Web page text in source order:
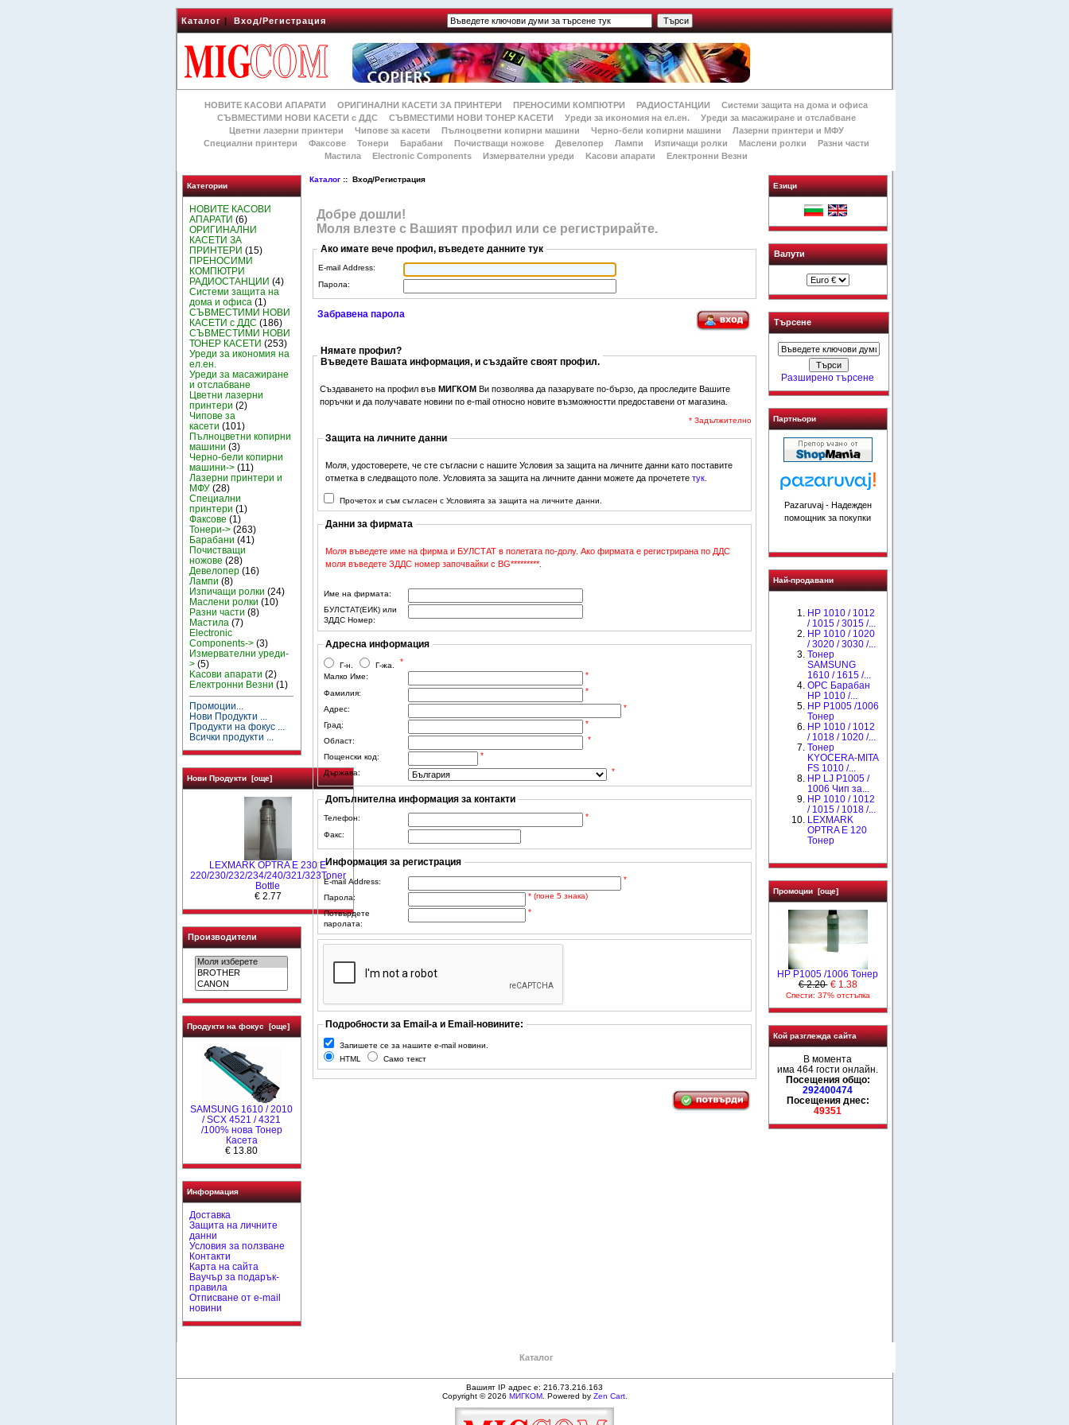
Каталог|Вход/Регистрация
НОВИТЕ КАСОВИ АПАРАТИ ОРИГИНАЛНИ КАСЕТИ ЗА ПРИНТЕРИ ПРЕНОСИМИ КОМПЮТРИ РАДИОСТАНЦИИ
Системи защита на дома и офиса
СЪВМЕСТИМИ НОВИ КАСЕТИ с ДДС
СЪВМЕСТИМИ НОВИ ТОНЕР КАСЕТИ Уреди за икономия на ел.ен.
Уреди за масажиране и отслабване
Цветни лазерни принтери
Чипове за касети Пълноцветни копирни машини Черно-бели копирни машини
Лазерни принтери и МФУ
Специални принтери
Факсове Тонери Барабани Почистващи ножове Девелопер Лампи Изпичащи ролки Маслени ролки
Разни части
Мастила
Electronic Components Измервателни уреди Kасови апарати Електронни Везни
Категории
НОВИТЕ КАСОВИ
АПАРАТИ (6)
ОРИГИНАЛНИ
КАСЕТИ ЗА
ПРИНТЕРИ (15)
ПРЕНОСИМИ
КОМПЮТРИ
РАДИОСТАНЦИИ (4)
Системи защита на
дома и офиса (1)
СЪВМЕСТИМИ НОВИ
КАСЕТИ с ДДС (186)
СЪВМЕСТИМИ НОВИ
ТОНЕР КАСЕТИ (253)
Уреди за икономия на
ел.ен.
Уреди за масажиране
и отслабване
Цветни лазерни
принтери (2)
Чипове за
касети (101)
Пълноцветни копирни
машини (3)
Черно-бели копирни
машини-> (11)
Лазерни принтери и
МФУ (28)
Специални
принтери (1)
Факсове (1)
Тонери-> (263)
Барабани (41)
Почистващи
ножове (28)
Девелопер (16)
Лампи (8)
Изпичащи ролки (24)
Маслени ролки (10)
Разни части (8)
Мастила (7)
Electronic
Components-> (3)
Измервателни уреди-
> (5)
Kасови апарати (2)
Електронни Везни (1)
Промоции...
Нови Продукти ...
Продукти на фокус ...
Всички продукти ...
Нови Продукти [още]
LEXMARK OPTRA E 230 E
220/230/232/234/240/321/323Toner
Bottle
€ 2.77
Производители
Продукти на фокус [още]
SAMSUNG 1610 / 2010
/ SCX 4521 / 4321
/100% нова Toнер
Касета
€ 13.80
Информация
Доставка
Защита на личните
данни
Условия за ползване
Контакти
Карта на сайта
Ваучър за подарък-
правила
Отписване от e-mail
новини
Каталог :: Вход/Регистрация
Добре дошли!
Моля влезте с Вашият профил или се регистрирайте.
Ако имате вече профил, въведете данните тук
E-mail Address:
Парола:
Забравена парола
Нямате профил?
Въведете Вашата информация, и създайте своят профил.
Създаването на профил въвМИГКОМ Ви позволява да пазарувате по-бързо, да проследите Вашите
поръчки и да получавате новини по e-mail относно новите възможностти предоставени от магазина.
* Задължително
Защита на личните данни
Моля, удостоверете, че сте съгласни с нашите Условия за защита на личните данни като поставите
отметка в следващото поле. Условията за защита на личните данни можете да прочетете тук.
Прочетох и съм съгласен с Условията за защита на личните данни.
Данни за фирмата
Моля въведете име на фирма и БУЛСТАТ в полетата по-долу. Ако фирмата е регистрирана по ДДС
моля въведете ЗДДС номер започвайки с BG*********.
Име на фирмата:
БУЛСТАТ(ЕИК) или
ЗДДС Номер:
Адресна информация
Г-н. Г-жа.
*
Малко Име:
*
Фамилия: *
Адрес: *
Град: *
Област: *
Пощенски код: *
Държава: *
Допълнителна информация за контакти
Телефон: *
Факс:
Информация за регистрация
E-mail Address: *
Парола: * (поне 5 знака)
Потвърдете
паролата:
*
Подробности за Email-а и Email-новините:
Запишете се за нашите e-mail новини.
HTML
Само текст
Езици
Валути
Търсене
Разширено търсене
Партньори
Pazaruvaj - Надежден
помощник за покупки
Най-продавани
HP 1010 / 1012
/ 1015 / 3015 /...
HP 1010 / 1020
/ 3020 / 3030 /...
Тонер
SAMSUNG
1610 / 1615 /...
OPC Барабан
НР 1010 /...
HP P1005 /1006
Тонер
HP 1010 / 1012
/ 1018 / 1020 /...
Тонер
KYOCERA-MITA
FS 1010 /...
HP LJ P1005 /
1006 Чип за...
НР 1010 / 1012
/ 1015 / 1018 /...
LEXMARK
OPTRA E 120
Тонер
Промоции [още]
HP P1005 /1006 Тонер
€ 2.20 € 1.38
Спести: 37% отстъпка
Кой разглежда сайта
В момента
има 464 гости онлайн.
Посещения общо:
292400474
Посещения днес:
49351
Каталог
Вашият IP адрес е: 216.73.216.163
Copyright © 2026 МИГКОМ. Powered by Zen Cart.